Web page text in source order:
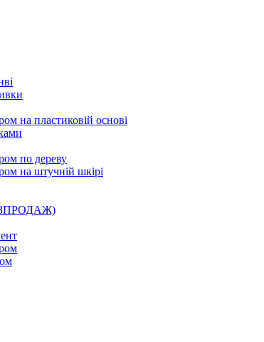
на пластиковій основі
по дереву
на штучній шкірі